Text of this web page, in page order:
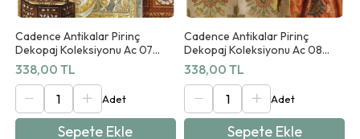
Cadence Antikalar Pirinç
Dekopaj Koleksiyonu Ac 07
90x125cm
338,00 TL
Sepete Ekle
Cadence Antikalar Pirinç
Dekopaj Koleksiyonu Ac 08
90x125cm
338,00 TL
Sepete Ekle